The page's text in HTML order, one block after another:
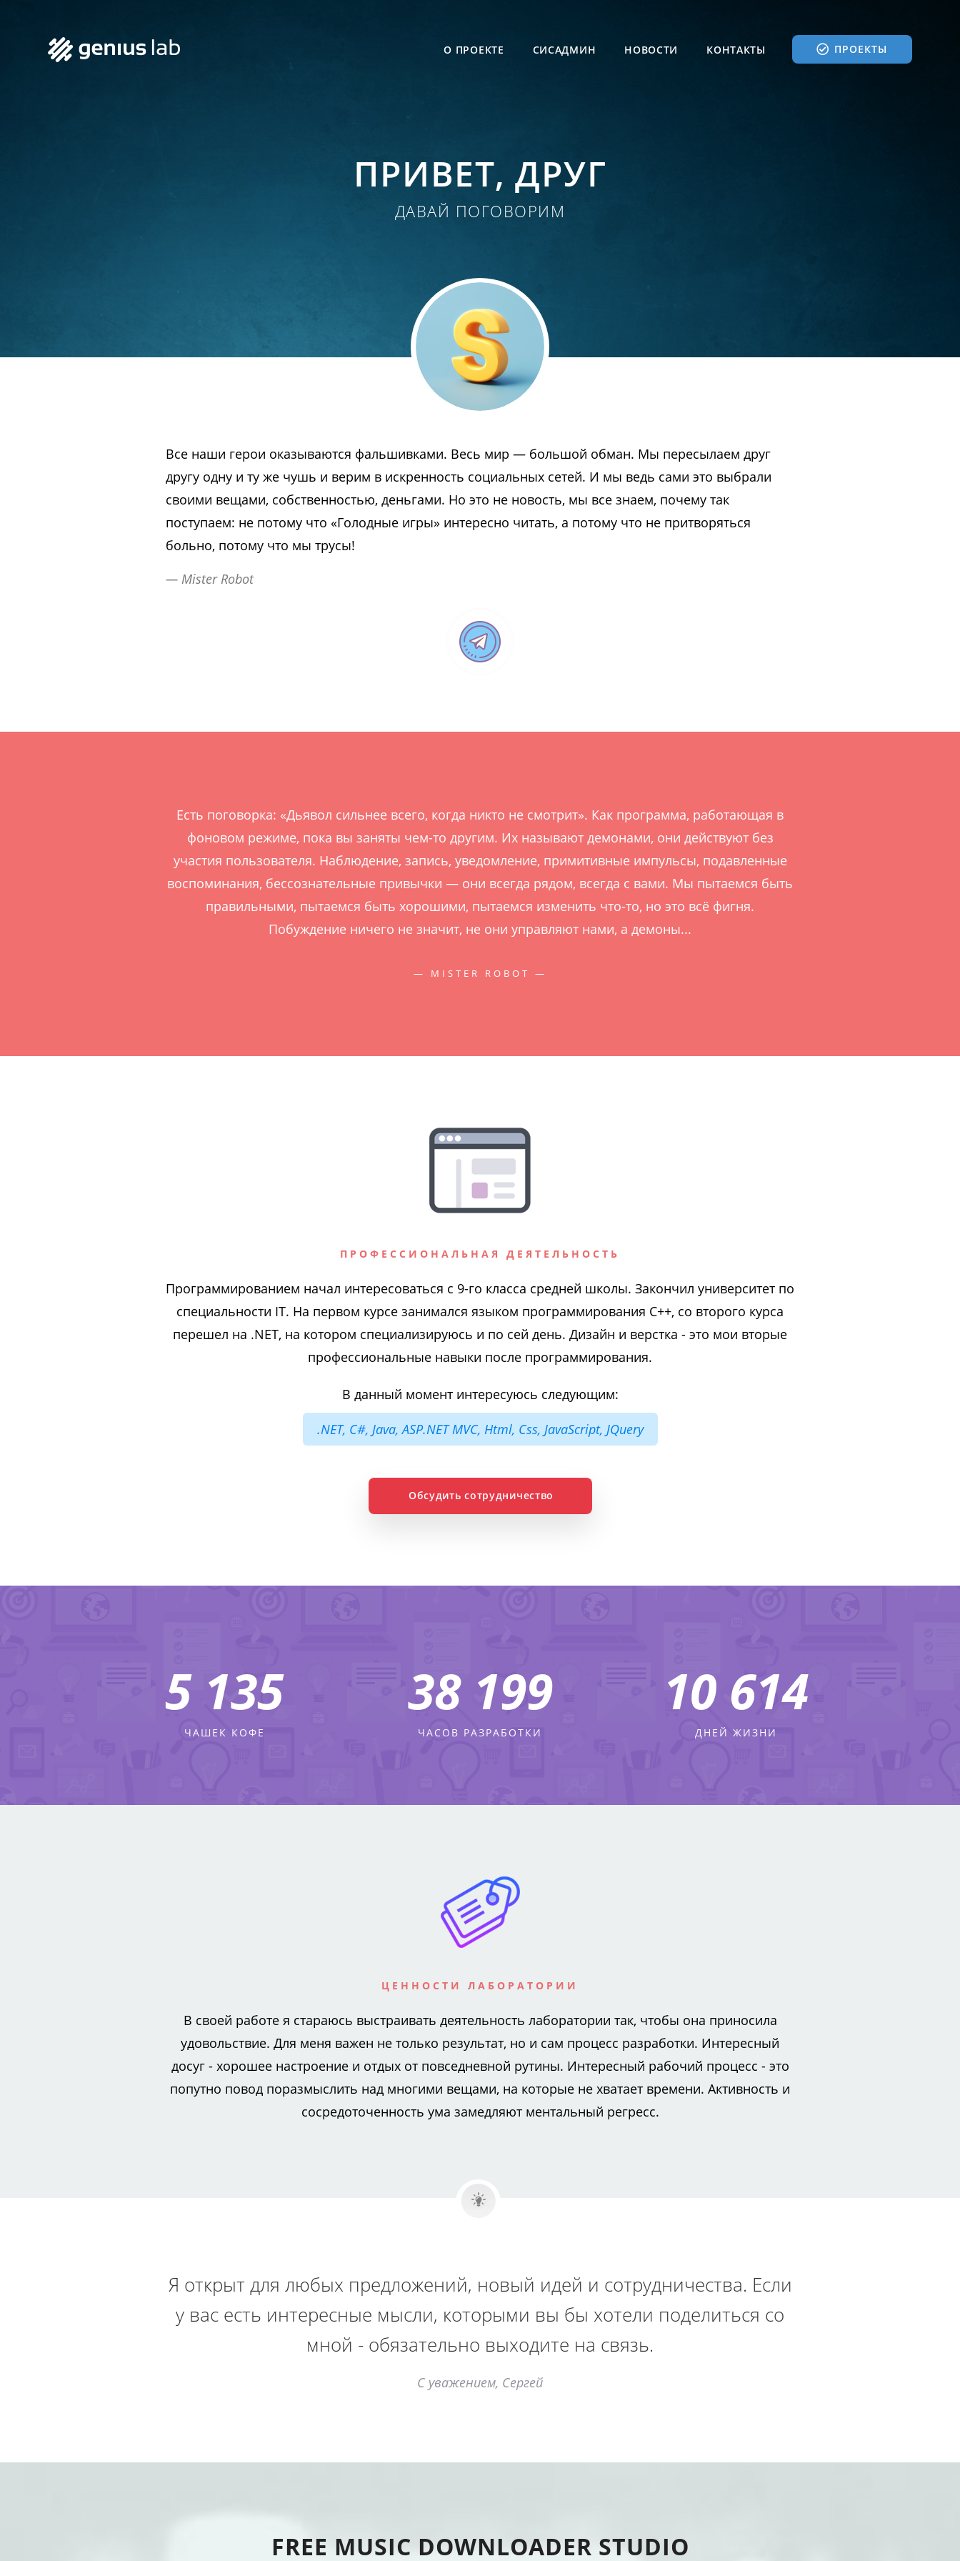
О ПРОЕКТЕ СИСАДМИН НОВОСТИ КОНТАКТЫ ПРОЕКТЫ
ПРИВЕТ, ДРУГ
ДАВАЙ ПОГОВОРИМ
Все наши герои оказываются фальшивками. Весь мир — большой обман. Мы пересылаем друг
другу одну и ту же чушь и верим в искренность социальных сетей. И мы ведь сами это выбрали
своими вещами, собственностью, деньгами. Но это не новость, мы все знаем, почему так
поступаем: не потому что «Голодные игры» интересно читать, а потому что не притворяться
больно, потому что мы трусы!
— Mister Robot
Есть поговорка: «Дьявол сильнее всего, когда никто не смотрит». Как программа, работающая в
фоновом режиме, пока вы заняты чем-то другим. Их называют демонами, они действуют без
участия пользователя. Наблюдение, запись, уведомление, примитивные импульсы, подавленные
воспоминания, бессознательные привычки — они всегда рядом, всегда с вами. Мы пытаемся быть
правильными, пытаемся быть хорошими, пытаемся изменить что-то, но это всё фигня.
Побуждение ничего не значит, не они управляют нами, а демоны...
— MISTER ROBOT —
ПРОФЕССИОНАЛЬНАЯ ДЕЯТЕЛЬНОСТЬ
Программированием начал интересоваться с 9-го класса средней школы. Закончил университет по
специальности IT. На первом курсе занимался языком программирования С++, со второго курса
перешел на .NET, на котором специализируюсь и по сей день. Дизайн и верстка - это мои вторые
профессиональные навыки после программирования.
В данный момент интересуюсь следующим:
.NET, C#, Java, ASP.NET MVC, Html, Css, JavaScript, JQuery
Обсудить сотрудничество
6 112
ЧАШЕК КОФЕ
45 464
ЧАСОВ РАЗРАБОТКИ
12 633
ДНЕЙ ЖИЗНИ
ЦЕННОСТИ ЛАБОРАТОРИИ
В своей работе я стараюсь выстраивать деятельность лаборатории так, чтобы она приносила
удовольствие. Для меня важен не только результат, но и сам процесс разработки. Интересный
досуг - хорошее настроение и отдых от повседневной рутины. Интересный рабочий процесс - это
попутно повод поразмыслить над многими вещами, на которые не хватает времени. Активность и
сосредоточенность ума замедляют ментальный регресс.
Я открыт для любых предложений, новый идей и сотрудничества. Если
у вас есть интересные мысли, которыми вы бы хотели поделиться со
мной - обязательно выходите на связь.
С уважением, Сергей
FREE MUSIC DOWNLOADER STUDIO